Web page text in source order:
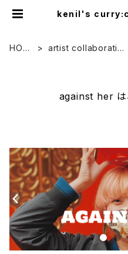
kenil's
HOM
artist collaboratio
against her は